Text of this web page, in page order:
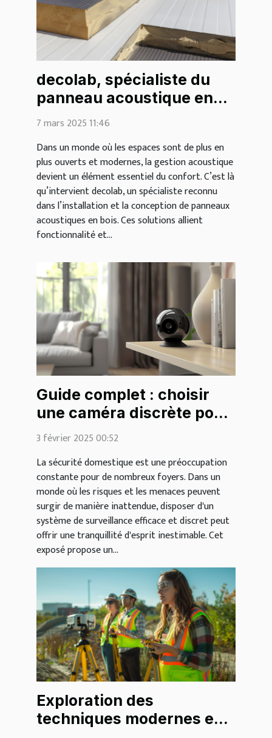
decolab, spécialiste du
panneau acoustique en
bois
7 mars 2025 11:46
Dans un monde où les espaces sont de plus en
plus ouverts et modernes, la gestion acoustique
devient un élément essentiel du confort. C’est là
qu’intervient decolab, un spécialiste reconnu
dans l’installation et la conception de panneaux
acoustiques en bois. Ces solutions allient
fonctionnalité et...
Guide complet : choisir
une caméra discrète pour
la surveillance
3 février 2025 00:52
La sécurité domestique est une préoccupation
constante pour de nombreux foyers. Dans un
monde où les risques et les menaces peuvent
surgir de manière inattendue, disposer d'un
système de surveillance efficace et discret peut
offrir une tranquillité d'esprit inestimable. Cet
exposé propose un...
Exploration des
techniques modernes en